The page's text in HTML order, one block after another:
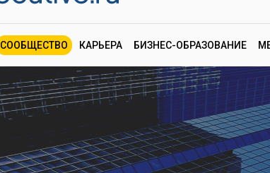
СООБЩЕСТВО КАРЬЕРА БИЗНЕС-ОБРАЗОВАНИЕ